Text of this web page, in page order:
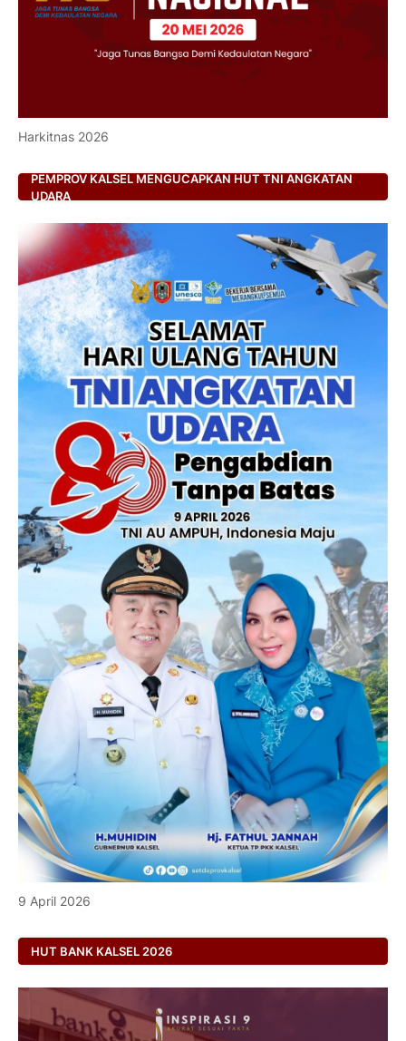
Harkitnas 2026
PEMPROV KALSEL MENGUCAPKAN HUT TNI ANGKATAN
UDARA
9 April 2026
HUT BANK KALSEL 2026